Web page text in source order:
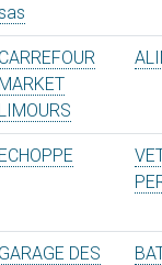
CARREFOUR
MARKET
LIMOURS
ECHOPPE
GARAGE DES